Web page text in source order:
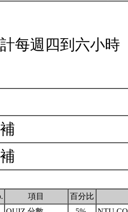
每週四到六小時
項目
百分比